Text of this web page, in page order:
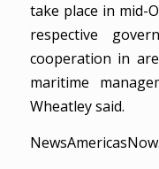
take place in mid-
respective
cooperation in
maritime
Wheatley said.